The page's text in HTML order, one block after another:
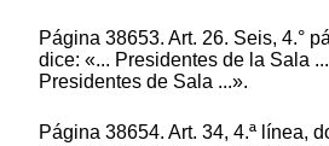
Página 38653. Art. 26. Seis, 4.°
dice: «... Presidentes de la Sala
Presidentes de Sala ...».
Página 38654. Art. 34, 4.ª línea,